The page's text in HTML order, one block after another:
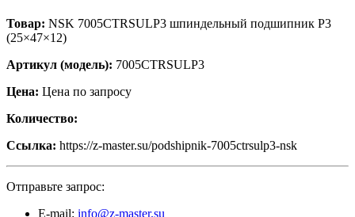
Товар: NSK 7005CTRSULP3 шпиндельный подшипник P3
(25×47×12)
Артикул (модель): 7005CTRSULP3
Цена: Цена по запросу
Количество:
Ссылка: https://z-master.su/podshipnik-7005ctrsulp3-nsk
Отправьте запрос:
E-mail: info@z-master.su